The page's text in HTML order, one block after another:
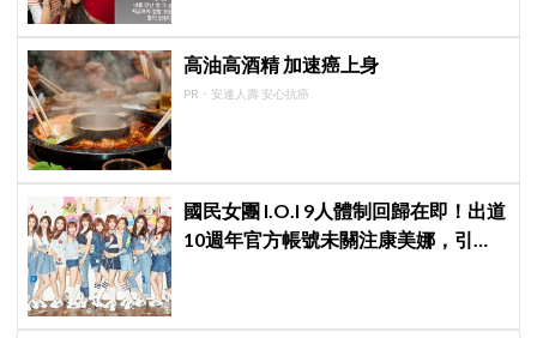
高油高酒精 加速癌上身
PR・安達人壽 安心抗癌
國民女團 I.O.I 9人體制回歸在即！出道
10週年官方帳號未關注康美娜，引發